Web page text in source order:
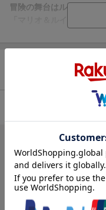
冒険の舞台はルイージの“
「マリオ＆ルイージRPG
さらわれたピーチ姫を助
兄弟が冒険の旅へと出発
もとの世界と夢世界、2
【もとの世界】
・“兄弟アクション”で道
・“兄弟アタック”で敵に
【夢世界】
・ルイージをいじって、
・大量のルイージたちが
商品レビュー
総合評価
が次のレビューを参考に
評価：
セラフィーム
正直大人でも楽しめます。